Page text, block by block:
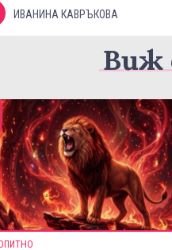
ИВАНИНА КАВРЪКОВА
Виж